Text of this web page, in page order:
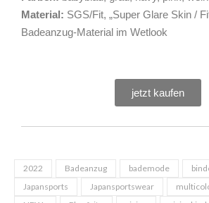
Material: SGS/Fit, „Super Glare Skin /
Badeanzug-Material im Wetlook
jetzt kaufen
2022 Badeanzug bademode
Japansports
Japansportswear